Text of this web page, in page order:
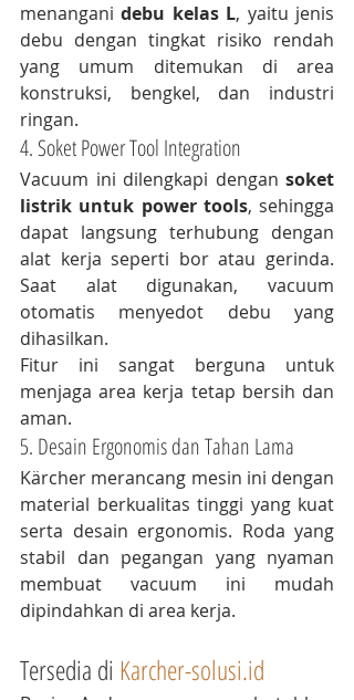
menangani debu kelas L, yaitu jenis
debu dengan tingkat risiko rendah
yang umum ditemukan di area
konstruksi, bengkel, dan industri
ringan.
4. Soket Power Tool Integration
Vacuum ini dilengkapi dengan soket
listrik untuk power tools, sehingga
dapat langsung terhubung dengan
alat kerja seperti bor atau gerinda.
Saat alat digunakan, vacuum
otomatis menyedot debu yang
dihasilkan.
Fitur ini sangat berguna untuk
menjaga area kerja tetap bersih dan
aman.
5. Desain Ergonomis dan Tahan Lama
Kärcher merancang mesin ini dengan
material berkualitas tinggi yang kuat
serta desain ergonomis. Roda yang
stabil dan pegangan yang nyaman
membuat vacuum ini mudah
dipindahkan di area kerja.
Tersedia di Karcher-solusi.id